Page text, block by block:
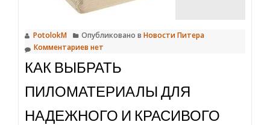
PotolokM Опубликовано в Новости Питера
Комментариев нет
КАК ВЫБРАТЬ
ПИЛОМАТЕРИАЛЫ ДЛЯ
НАДЕЖНОГО И КРАСИВОГО